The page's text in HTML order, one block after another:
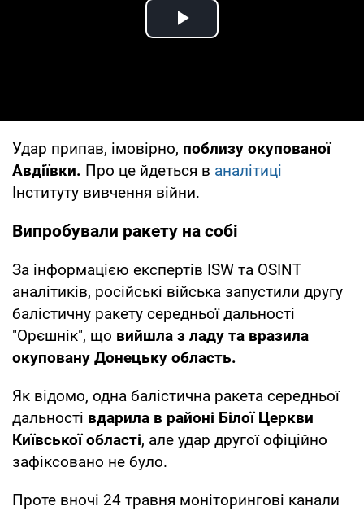
Play Video
Удар припав, імовірно, поблизу окупованої
Авдіївки. Про це йдеться в аналітиці
Інституту вивчення війни.
Випробували ракету на собі
За інформацією експертів ISW та OSINT
аналітиків, російські війська запустили другу
балістичну ракету середньої дальності
"Орєшнік", що вийшла з ладу та вразила
окуповану Донецьку область.
Як відомо, одна балістична ракета середньої
дальності вдарила в районі Білої Церкви
Київської області, але удар другої офіційно
зафіксовано не було.
Проте вночі 24 травня моніторингові канали